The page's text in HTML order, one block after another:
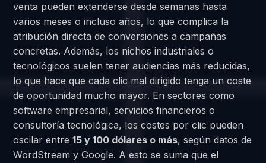
venta pueden extenderse desde semanas hasta
varios meses o incluso años, lo que complica la
atribución directa de conversiones a campañas
concretas. Además, los nichos industriales o
tecnológicos suelen tener audiencias más reducidas,
lo que hace que cada clic mal dirigido tenga un coste
de oportunidad mucho mayor. En sectores como
software empresarial, servicios financieros o
consultoría tecnológica, los costes por clic pueden
oscilar entre15 y 100 dólares o más, según datos de
WordStream y Google. A esto se suma que el